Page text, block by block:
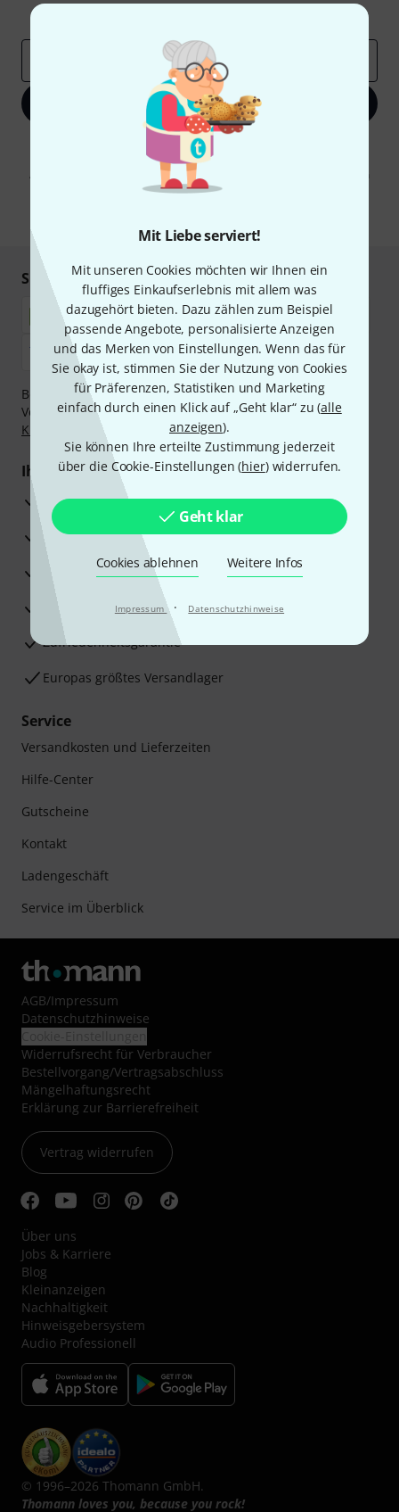
Mit Liebe serviert!
Mit unseren Cookies möchten wir Ihnen ein
fluffiges Einkaufserlebnis mit allem was
dazugehört bieten. Dazu zählen zum Beispiel
passende Angebote, personalisierte Anzeigen
und das Merken von Einstellungen. Wenn das für
Sie okay ist, stimmen Sie der Nutzung von Cookies
für Präferenzen, Statistiken und Marketing
einfach durch einen Klick auf „Geht klar“ zu (alle
anzeigen).
Sie können Ihre erteilte Zustimmung jederzeit
über die Cookie-Einstellungen (hier) widerrufen.
Geht klar
Cookies ablehnen Weitere Infos
Impressum · Datenschutzhinweise
Thomann Insights
Jetzt anmelden
Mit Klick auf „Jetzt anmelden“ stimmen Sie dem Erhalt von E-Mail-
Werbung und einer Messung des E-Mail-Nutzungsverhaltens zu. Die
Abmeldung ist jederzeit möglich. Weitere Informationen finden Sie in
unserenDatenschutzhinweisen
Sicher einkaufen & bezahlen
Bezahlen Sie vertraulich und sicher per Nachnahme,
Vorkasse, PayPal, Amazon Pay,Klarna Sofort bezahlen
Klarna Ratenzahlung
oder Kreditkarte.
Ihre Vorteile
3 Jahre Thomann Garantie
30 Tage Money-Back-Garantie
Reparaturservice
Beratung durch Fachexperten
Zufriedenheitsgarantie
Europas größtes Versandlager
Service
Versandkosten und Lieferzeiten
Hilfe-Center
Gutscheine
Kontakt
Ladengeschäft
Service im Überblick
AGB/Impressum
Datenschutzhinweise
Widerrufsrecht für Verbraucher
Bestellvorgang/Vertragsabschluss
Mängelhaftungsrecht
Erklärung zur Barrierefreiheit
Vertrag widerrufen
Über uns
Jobs & Karriere
Blog
Kleinanzeigen
Nachhaltigkeit
Hinweisgebersystem
Audio Professionell
© 1996–2026 Thomann GmbH.
Thomann loves you, because you rock!